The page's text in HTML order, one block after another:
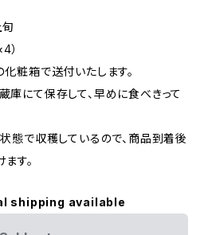
）
粧箱で送付いたします。
にて保存して、早めに食べきって
態で収穫しているので、商品到着後
す。
shipping available